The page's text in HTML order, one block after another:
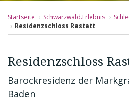
Startseite Schwarzwald.Erlebnis
Residenzschloss Rastatt
Residenzschloss
Barockresidenz der
Baden